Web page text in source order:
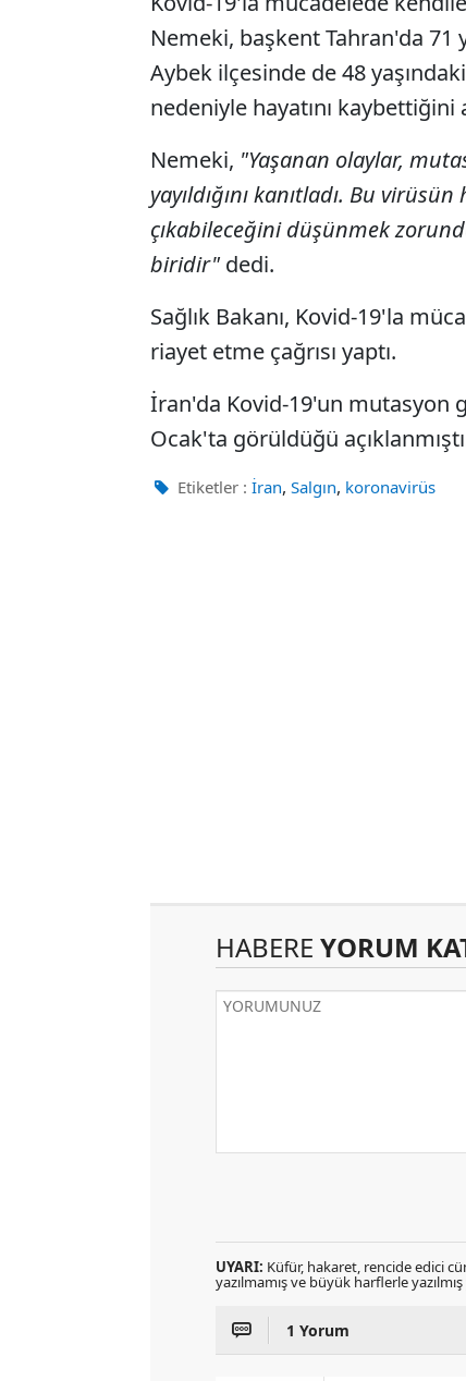
Nemeki, başkent Tahran'da 71
Aybek ilçesinde de 48
nedeniyle hayatını kaybettiğini
Nemeki, "Yaşanan olaylar,
yayıldığını kanıtladı. Bu
çıkabileceğini düşünmek
biridir" dedi.
Sağlık Bakanı, Kovid-19'la
riayet etme çağrısı yaptı.
İran'da Kovid-19'un mutasyon
Ocak'ta görüldüğü
Etiketler : İran, Salgın, koronavirüs
HABERE YORUM
UYARI: Küfür, hakaret, rencide edici
yazılmamış ve büyük harflerle
1 Yorum